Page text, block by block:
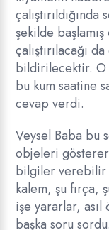
şekilde
çalıştırılacağı
bildirilecektir. O
bu kum saatine
cevap verdi.
Veysel Baba bu
objeleri
bilgiler verebilir
kalem, şu fırça,
işe yararlar,
başka soru